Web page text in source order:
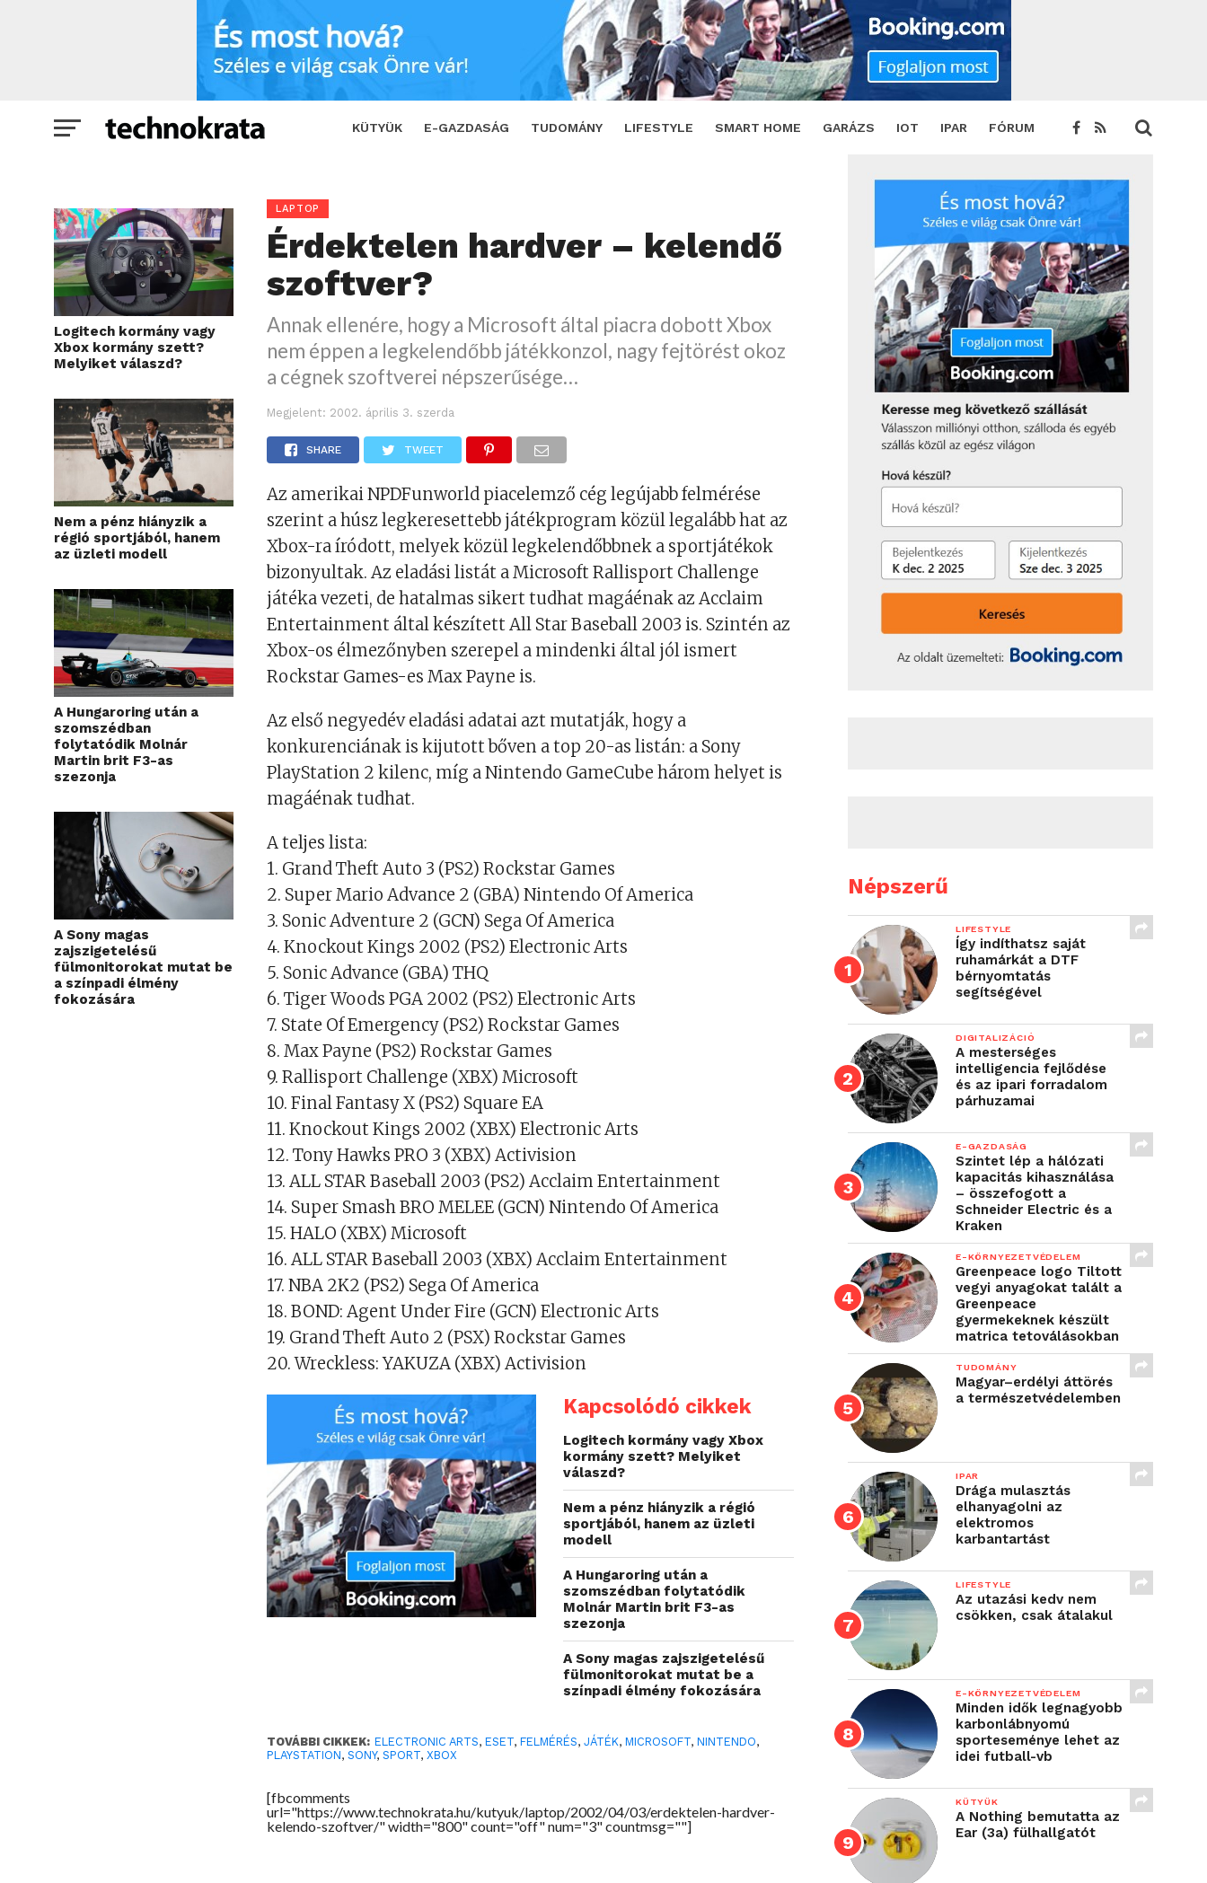
KÜTYÜK E-GAZDASÁG TUDOMÁNY LIFESTYLE SMART HOME GARÁZS IOT IPAR FÓRUM
Érdektelen hardver – kelendő szoftver? TWEET
Logitech kormány vagy
Xbox kormány szett?
Melyiket válaszd?
Nem a pénz hiányzik a
régió sportjából, hanem
az üzleti modell
A Hungaroring után a
szomszédban
folytatódik Molnár
Martin brit F3-as
szezonja
A Sony magas
zajszigetelésű
fülmonitorokat mutat be
a színpadi élmény
fokozására
LAPTOP
Érdektelen hardver – kelendő
szoftver?
Annak ellenére, hogy a Microsoft által piacra dobott Xbox
nem éppen a legkelendőbb játékkonzol, nagy fejtörést okoz
a cégnek szoftverei népszerűsége…
Megjelent: 2002. április 3. szerda
SHARE TWEET
Az amerikai NPDFunworld piacelemző cég legújabb felmérése
szerint a húsz legkeresettebb játékprogram közül legalább hat az
Xbox-ra íródott, melyek közül legkelendőbbnek a sportjátékok
bizonyultak. Az eladási listát a Microsoft Rallisport Challenge
játéka vezeti, de hatalmas sikert tudhat magáénak az Acclaim
Entertainment által készített All Star Baseball 2003 is. Szintén az
Xbox-os élmezőnyben szerepel a mindenki által jól ismert
Rockstar Games-es Max Payne is.
Az első negyedév eladási adatai azt mutatják, hogy a
konkurenciának is kijutott bőven a top 20-as listán: a Sony
PlayStation 2 kilenc, míg a Nintendo GameCube három helyet is
magáénak tudhat.
A teljes lista:
1. Grand Theft Auto 3 (PS2) Rockstar Games
2. Super Mario Advance 2 (GBA) Nintendo Of America
3. Sonic Adventure 2 (GCN) Sega Of America
4. Knockout Kings 2002 (PS2) Electronic Arts
5. Sonic Advance (GBA) THQ
6. Tiger Woods PGA 2002 (PS2) Electronic Arts
7. State Of Emergency (PS2) Rockstar Games
8. Max Payne (PS2) Rockstar Games
9. Rallisport Challenge (XBX) Microsoft
10. Final Fantasy X (PS2) Square EA
11. Knockout Kings 2002 (XBX) Electronic Arts
12. Tony Hawks PRO 3 (XBX) Activision
13. ALL STAR Baseball 2003 (PS2) Acclaim Entertainment
14. Super Smash BRO MELEE (GCN) Nintendo Of America
15. HALO (XBX) Microsoft
16. ALL STAR Baseball 2003 (XBX) Acclaim Entertainment
17. NBA 2K2 (PS2) Sega Of America
18. BOND: Agent Under Fire (GCN) Electronic Arts
19. Grand Theft Auto 2 (PSX) Rockstar Games
20. Wreckless: YAKUZA (XBX) Activision
Kapcsolódó cikkek
Logitech kormány vagy Xbox
kormány szett? Melyiket
válaszd?
Nem a pénz hiányzik a régió
sportjából, hanem az üzleti
modell
A Hungaroring után a
szomszédban folytatódik
Molnár Martin brit F3-as
szezonja
A Sony magas zajszigetelésű
fülmonitorokat mutat be a
színpadi élmény fokozására
TOVÁBBI CIKKEK: ELECTRONIC ARTS,ESET,FELMÉRÉS,JÁTÉK,MICROSOFT,NINTENDO,
PLAYSTATION,SONY,SPORT,XBOX
[fbcomments
url="https://www.technokrata.hu/kutyuk/laptop/2002/04/03/erdektelen-hardver-
kelendo-szoftver/" width="800" count="off" num="3" countmsg=""]
Népszerű
LIFESTYLE
Így indíthatsz saját
ruhamárkát a DTF
bérnyomtatás
segítségével
DIGITALIZÁCIÓ
A mesterséges
intelligencia fejlődése
és az ipari forradalom
párhuzamai
E-GAZDASÁG
Szintet lép a hálózati
kapacitás kihasználása
– összefogott a
Schneider Electric és a
Kraken
E-KÖRNYEZETVÉDELEM
Greenpeace logo Tiltott
vegyi anyagokat talált a
Greenpeace
gyermekeknek készült
matrica tetoválásokban
TUDOMÁNY
Magyar–erdélyi áttörés
a természetvédelemben
IPAR
Drága mulasztás
elhanyagolni az
elektromos
karbantartást
LIFESTYLE
Az utazási kedv nem
csökken, csak átalakul
E-KÖRNYEZETVÉDELEM
Minden idők legnagyobb
karbonlábnyomú
sporteseménye lehet az
idei futball-vb
KÜTYÜK
A Nothing bemutatta az
Ear (3a) fülhallgatót